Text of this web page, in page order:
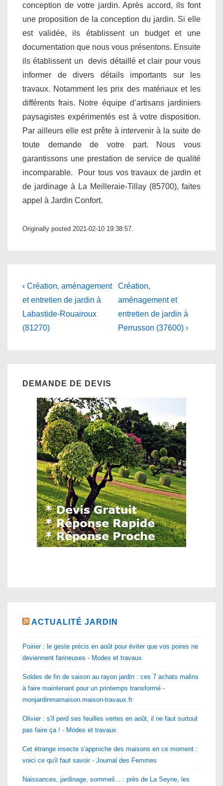
conception de votre jardin. Après accord, ils font
une proposition de la conception du jardin. Si elle
est validée, ils établissent un budget et une
documentation que nous vous présentons. Ensuite
ils établissent un devis détaillé et clair pour vous
informer de divers détails importants sur les
travaux. Notamment les prix des matériaux et les
différents frais. Notre équipe d’artisans jardiniers
paysagistes expérimentés est à votre disposition.
Par ailleurs elle est prête à intervenir à la suite de
toute demande de votre part. Nous vous
garantissons une prestation de service de qualité
incomparable. Pour tous vos travaux de jardin et
de jardinage à La Meilleraie-Tillay (85700), faites
appel à Jardin Confort.
Originally posted 2021-02-10 19:38:57.
Navigation
de
l’article
Previous
Post
is
‹ Création, aménagement
et entretien de jardin à
Labastide-Rouairoux
(81270)
Next
Post
is
Création,
aménagement et
entretien de jardin à
Perrusson (37600) ›
DEMANDE DE DEVIS
ACTUALITÉ JARDIN
Poirier : le geste précis en août pour éviter que vos poires ne
deviennent farineuses - Modes et travaux
Soldes de fin de saison au rayon jardin : ces 7 achats malins
à faire maintenant pour un printemps transformé -
monjardinmamaison.maison-travaux.fr
Olivier : s'il perd ses feuilles vertes en août, il ne faut surtout
pas faire ça ! - Modes et travaux
Cet étrange insecte s'approche des maisons en ce moment :
voici ce qu'il faut savoir - Journal des Femmes
Naissances, jardinage, sommeil... : près de La Seyne, les